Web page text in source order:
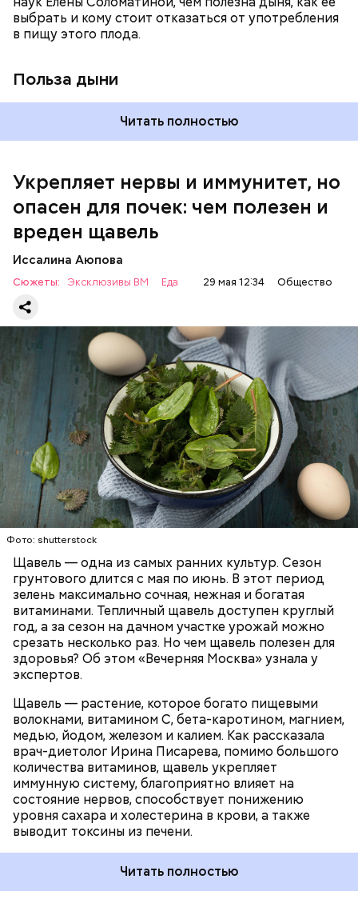
выбрать и кому стоит отказаться от употребления
в пищу этого плода.
Польза дыни
Читать полностью
Укрепляет нервы и иммунитет, но
опасен для почек: чем полезен и
вреден щавель
Иссалина Аюпова
Сюжеты: Эксклюзивы ВМ Еда 29 мая 12:34 Общество
Фото: shutterstock
Щавель — одна из самых ранних культур. Сезон
грунтового длится с мая по июнь. В этот период
зелень максимально сочная, нежная и богатая
витаминами. Тепличный щавель доступен круглый
год, а за сезон на дачном участке урожай можно
срезать несколько раз. Но чем щавель полезен для
здоровья? Об этом «Вечерняя Москва» узнала у
экспертов.
Щавель — растение, которое богато пищевыми
волокнами, витамином С, бета-каротином, магнием,
медью, йодом, железом и калием. Как рассказала
врач-диетолог Ирина Писарева, помимо большого
количества витаминов, щавель укрепляет
иммунную систему, благоприятно влияет на
состояние нервов, способствует понижению
уровня сахара и холестерина в крови, а также
выводит токсины из печени.
Опасность же щавеля состоит в том, что он
содержит большое количество щавелевой кислоты,
которая может способствовать образованию
— Если человек уже болеет мочекаменной
болезнью, щавель ему не рекомендуется. При
артрите, гастрите, холецистите, синдроме
раздраженного кишечника, язвах и панкреатите
продукт тоже лучше исключить из рациона, —
предупредила врач. — Он может привести к
повышению кислотности желудка и раздражать
слизистые оболочки.
достаточно включать щавель в рацион несколько
раз в месяц. В небольших количествах в свежем
Читать полностью
ЗДОРОВЬЕ ВРАЧИ
РАСТЕНИЯ
ПРОДУКТЫ